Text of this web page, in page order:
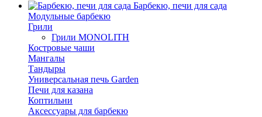
Барбекю, печи для сада
Модульные барбекю
Грили
Грили MONOLITH
Костровые чаши
Мангалы
Тандыры
Универсальная печь Garden
Печи для казана
Коптильни
Аксессуары для барбекю